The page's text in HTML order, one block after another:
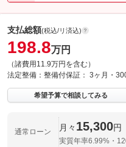
支払総額(税込/リ済込)
198.8万円
（諸費用11.9万円を含む）
法定整備： 整備付保証： 3ヶ月・
希望予算で相談してみる
通常ローン 月々 15,300円
実質年率6.99%・